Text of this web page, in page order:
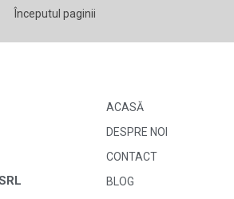
Începutul paginii
ACASĂ
DESPRE NOI
CONTACT
BLOG